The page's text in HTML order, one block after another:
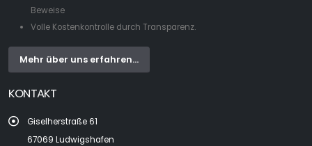
Beweise
Volle Kostenkontrolle durch Transparenz.
Mehr über uns erfahren...
KONTAKT
Giselherstraße 61
67069 Ludwigshafen